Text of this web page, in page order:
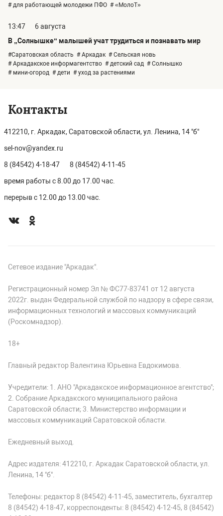
# для работающей молодежи ПФО # «МолоТ»
13:47
6 августа
В „Солнышке“ малышей учат трудиться и познавать мир
#Саратовская область # Аркадак # Сельская новь
# Аркадакское информагентство # детский сад # Солнышко
# мини-огород # дети # уход за растениями
Контакты
412210, г. Аркадак, Саратовской области, ул. Ленина, 14 "б"
sel-nov@yandex.ru
8 (84542) 4-18-47 8 (84542) 4-11-45
время работы с 8.00 до 17.00 час.
перерыв с 12.00 до 13.00 час.
Сетевое издание "Аркадак".
Регистрационный номер Эл № ФС77-83741 от 12 августа
2022г. выдан Федеральной службой по надзору в сфере связи,
информационных технологий и массовых коммуникаций
(Роскомнадзор).
18+
Главный редактор Валентина Юрьевна Евдокимова.
Учредители: 1. АНО "Аркадакское информационное агентство";
2. Собрание Аркадакского муниципального района
Саратовской области; 3. Министерство информации и
массовых коммуникаций Саратовской области.
Ежедневный выход.
Адрес издателя: 412210, г. Аркадак Саратовской области, ул.
Ленина, 14 "б".
Телефоны: редактор 8 (84542) 4-11-45, заместитель, бухгалтер
8 (84542) 4-18-47, корреспонденты: 8 (84542) 4-12-45, 8 (84542)